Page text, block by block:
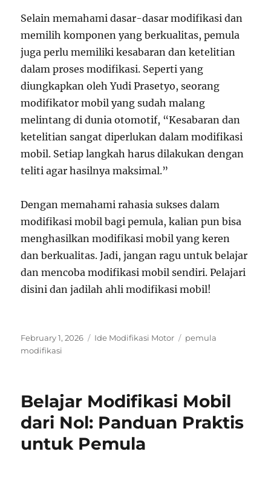
Selain memahami dasar-dasar modifikasi dan
memilih komponen yang berkualitas, pemula
juga perlu memiliki kesabaran dan ketelitian
dalam proses modifikasi. Seperti yang
diungkapkan oleh Yudi Prasetyo, seorang
modifikator mobil yang sudah malang
melintang di dunia otomotif, “Kesabaran dan
ketelitian sangat diperlukan dalam modifikasi
mobil. Setiap langkah harus dilakukan dengan
teliti agar hasilnya maksimal.”
Dengan memahami rahasia sukses dalam
modifikasi mobil bagi pemula, kalian pun bisa
menghasilkan modifikasi mobil yang keren
dan berkualitas. Jadi, jangan ragu untuk belajar
dan mencoba modifikasi mobil sendiri. Pelajari
disini dan jadilah ahli modifikasi mobil!
Posted
on
February 1, 2026 Categories
Ide Modifikasi Motor Tags
pemula
modifikasi
Belajar Modifikasi Mobil
dari Nol: Panduan Praktis
untuk Pemula